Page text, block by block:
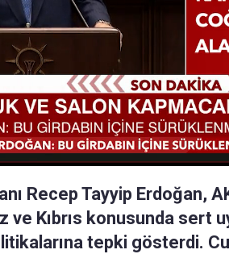
Recep Tayyip Erdoğan,
ve Kıbrıs konusunda sert
tepki gösterdi.